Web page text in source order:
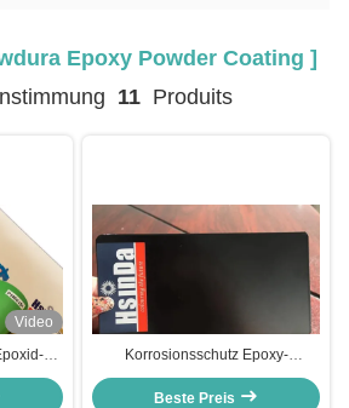
Epoxy Powder Coating ]
11 Produits
Video
Korrosionsschutz Epoxy-
Pulverbeschichtung,
Hitzebeständigkeit Schwarze
Beste Preis